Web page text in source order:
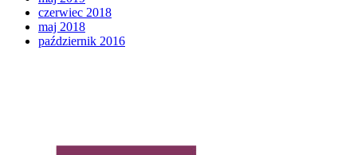
czerwiec 2018
maj 2018
październik 2016